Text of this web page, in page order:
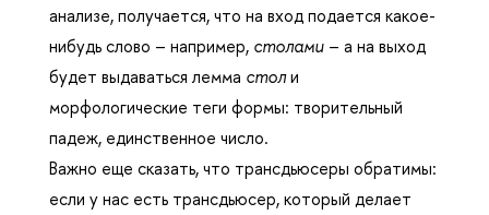
анализе, получается, что на вход подается какое-
нибудь слово – например, столами – а на выход
будет выдаваться лемма столи
морфологические теги формы: творительный
падеж, единственное число.
Важно еще сказать, что трансдьюсеры обратимы:
если у нас есть трансдьюсер, который делает